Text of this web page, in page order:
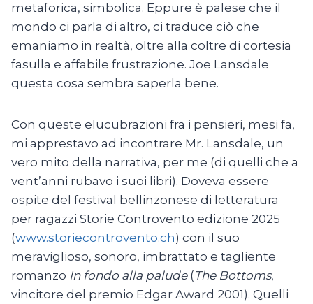
metaforica, simbolica. Eppure è palese che il
mondo ci parla di altro, ci traduce ciò che
emaniamo in realtà, oltre alla coltre di cortesia
fasulla e affabile frustrazione. Joe Lansdale
questa cosa sembra saperla bene.
Con queste elucubrazioni fra i pensieri, mesi fa,
mi apprestavo ad incontrare Mr. Lansdale, un
vero mito della narrativa, per me (di quelli che a
vent’anni rubavo i suoi libri). Doveva essere
ospite del festival bellinzonese di letteratura
per ragazzi Storie Controvento edizione 2025
(www.storiecontrovento.ch) con il suo
meraviglioso, sonoro, imbrattato e tagliente
romanzo In fondo alla palude( The Bottoms,
vincitore del premio Edgar Award 2001). Quelli